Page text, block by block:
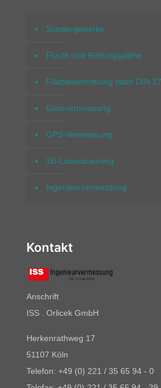
Sondergewerke
Flucht und Rettungspläne
Flächenermittlung nach DIN
Gleisvermessung
GPS-Vermessung
3D-Laserscanning
Ingenieurvermessung
Kontakt
Anschrift
ISS . Orlicek GmbH
Herkenrathweg 17
51107 Köln
Telefon: +49 (0) 221 / 35 65 94 - 0